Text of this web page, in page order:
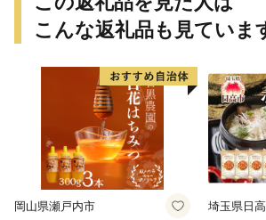
こんな返礼品も見ていま
岡山県瀬戸内市 埼玉県日